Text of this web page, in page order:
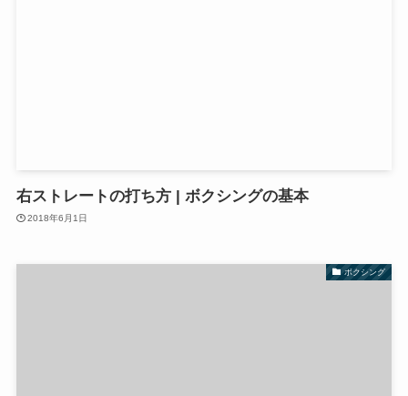
右ストレートの打ち方 | ボクシングの基本
2018年6月1日
ボクシング